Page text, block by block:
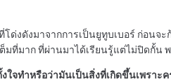
โด่งดังมาจากการเป็นยูทูบเบอร์ ก่อนจ
มที่มาก ที่ผ่านมาได้เรียนรู้แต่ไม่ปิดกั้น
จทำหรือว่ามันเป็นสิ่งที่เกิดขึ้นเพราะค